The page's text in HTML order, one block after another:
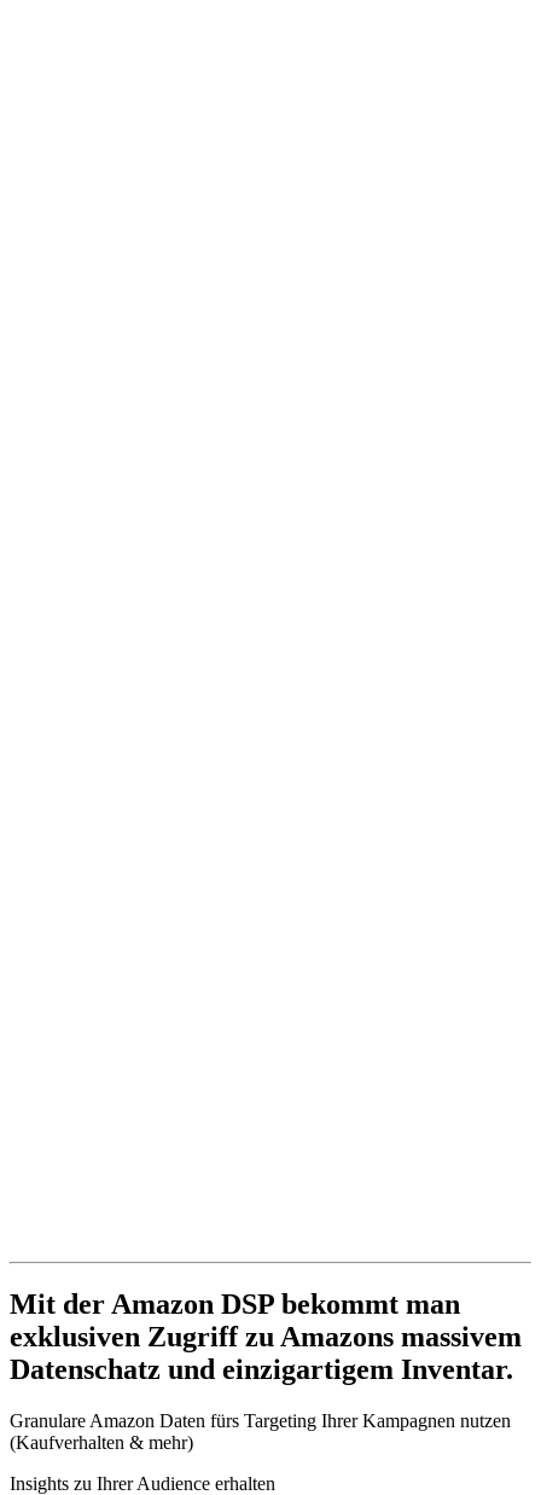
Mit der Amazon DSP bekommt man
exklusiven Zugriff zu Amazons massivem
Datenschatz und einzigartigem Inventar.
Granulare Amazon Daten fürs Targeting Ihrer Kampagnen nutzen
(Kaufverhalten & mehr)
Insights zu Ihrer Audience erhalten